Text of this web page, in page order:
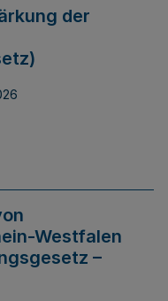
der
Westfalen
–